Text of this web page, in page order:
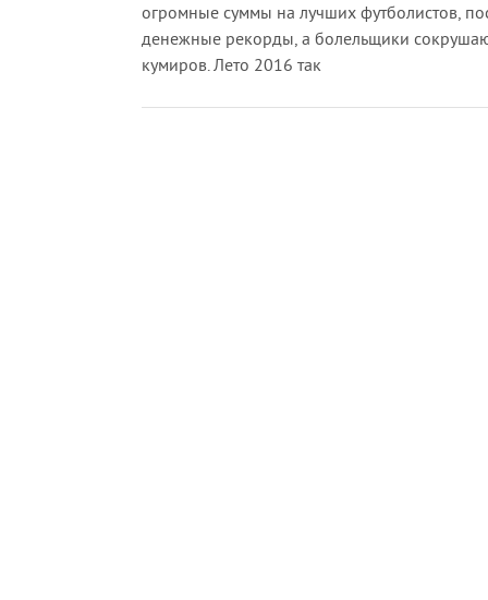
огромные суммы на лучших футболистов,
денежные рекорды, а болельщики
кумиров. Лето 2016 так